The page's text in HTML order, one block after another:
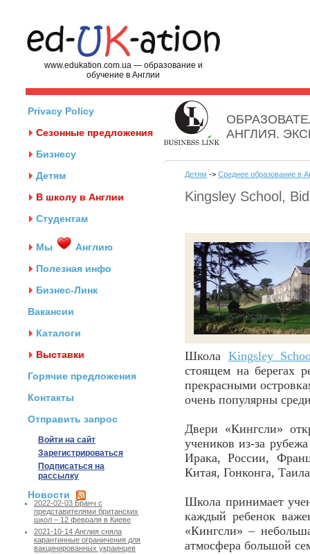
www.edukation.com.ua — образование и
обучение в Англии
Privacy Policy
Сезонные предложения
Бизнесу
Детям
В школу в Англии
Студентам
Мы
Англию
Полезная инфо
Бизнес-Линк
Вакансии
Каталоги
Выставки
Горячие предложения
Контакты
Отправить запрос
Войти на сайт
Зарегистрироваться
Подписаться на
рассылку
Новости
2022-02-03 Бранч с
представителями британских
школ – 12 февраля в Киеве
2021-10-14 Англия сняла
карантинные ограничения для
вакцинированных украинцев
АНГЛИЯ.
Детям -> Среднее образование в
Kingsley School,
Школа Kingsley
стоящем на берегах
прекрасными
очень популярны
Двери «Кингсли»
учеников из-за
Ирака, России,
Китая, Гонконга,
Школа принимает
каждый ребенок
«Кингсли» –
атмосфера большой